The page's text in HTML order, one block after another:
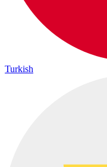
Turkish